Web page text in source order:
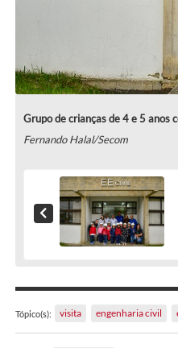
Grupo de crianças de 4 e 5 anos
Fernando Halal/Secom
Tópico(s): visita engenharia civil